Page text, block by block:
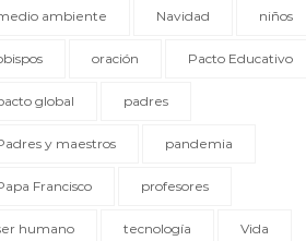
ambiente Navidad niños
oración Pacto Educativo
global padres
y maestros pandemia
Francisco profesores
humano tecnología Vida